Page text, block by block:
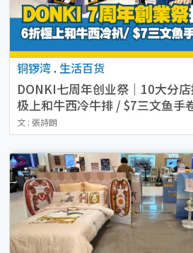
铜锣湾 . 生活百货
DONKI七周年创业祭｜10大分
极上和牛西冷牛排 / $7三文鱼手
文 : 張詩朗